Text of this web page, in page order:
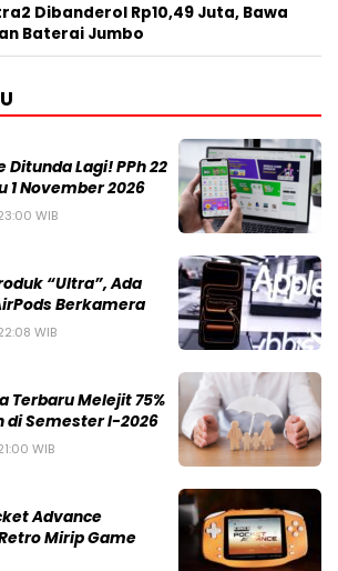
Dibanderol Rp10,49 Juta, Bawa
Baterai Jumbo
Lagi! PPh 22
1 November 2026
WIB
“Ultra”, Ada
Berkamera
WIB
Terbaru Melejit 75%
di Semester I-2026
WIB
Advance
Mirip Game